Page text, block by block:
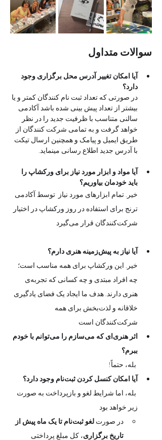
سوالات متداول
آیا امکان تغییر آدرس محل برگزاری وجود
دارد؟
در صورتی که تعداد ثبت نام کنندگان کمتر و یا
بیشتر از تعداد پیش بینی شده باشد آکادمی
سالنی متناسب با ظرفیت جدید را در نظر
خواهد گرفت و به تمامی شرکت کنندگان از
طریق ایمیل و پیامک و همچنین ارسال تیکت
با آدرس جدید اطلاع رسانی مینماید.
آیا مواد و ابزار مورد نیاز برای ورکشاپ را
باید خودمان بیاوریم؟
خیر. تمام ابزارهای مورد نیاز  توسط آکادمی
ترنج برای استفاده در روز ورکشاپ در اختیار
شرکت‌کنندگان قرار می‌گیرد
آیا نیاز به پیش‌زمینه هنری دارم؟
خیر. این ورکشاپ برای همه مناسب است؛
چه افراد مبتدی و چه کسانی که تجربه‌ی
هنری دارند. هدف ما ایجاد یک فضای یادگیری
خلاقانه و لذت‌بخش برای همه
شرکت‌کنندگان است
اثر هنری‌ای که می‌سازم را می‌توانم با خودم
ببرم؟
بله، حتماً!
آیا امکان کنسل کردن ثبت‌نام وجود دارد؟
بله، اما شرایط لغو و بازپرداخت به صورت
زیر خواهد بود
در صورت
لغو ثبت‌نام تا یک ماه پیش از
تاریخ برگزاری، کل مبلغ پرداختی